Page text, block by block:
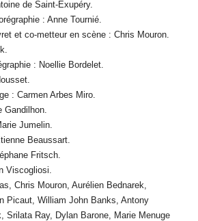
de Saint-Exupéry.
: Anne Tournié.
et co-metteur en scène : Chris Mouron.
: Noellie Bordelet.
: Carmen Arbes Miro.
Gandilhon.
Jumelin.
Beaussart.
Fritsch.
Viscogliosi.
Chris Mouron, Aurélien Bednarek,
Picaut, William John Banks, Antony
Srilata Ray, Dylan Barone, Marie Menuge